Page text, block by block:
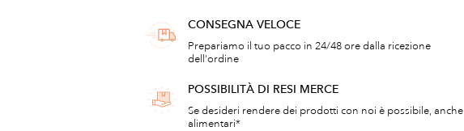
CONSEGNA VELOCE
Prepariamo il tuo pacco in 24/48 ore dalla ricezione
dell'ordine
POSSIBILITÀ DI RESI MERCE
Se desideri rendere dei prodotti con noi è possibile, anche
alimentari*